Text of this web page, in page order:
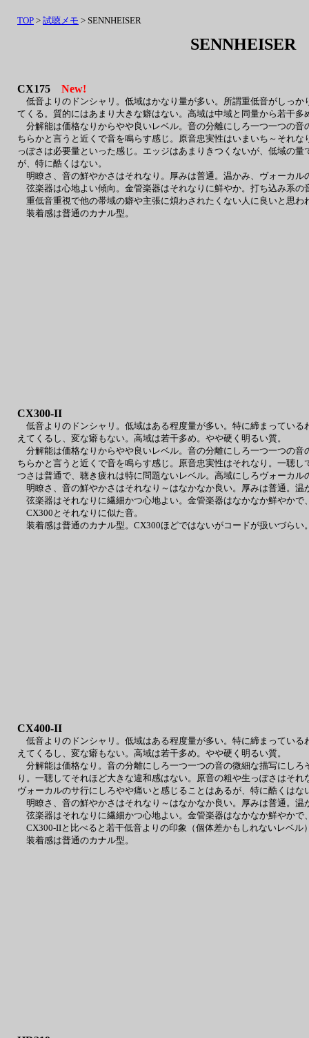
CX175 New!
低音よりのドンシャリ。低域はかなり量が多い。所謂重低音がしっ
てくる。質的にはあまり大きな癖はない。高域は中域と同量から若干多
分解能は価格なりからやや良いレベル。音の分離にしろ一つ一つの
ちらかと言うと近くで音を鳴らす感じ。原音忠実性はいまいち～それ
っぽさは必要量といった感じ。エッジはあまりきつくないが、低域の
が、特に酷くはない。
明瞭さ、音の鮮やかさはそれなり。厚みは普通。温かみ、ヴォーカ
弦楽器は心地よい傾向。金管楽器はそれなりに鮮やか。打ち込み系の
重低音重視で他の帯域の癖や主張に煩わされたくない人に良いと思わ
装着感は普通のカナル型。
CX300-II
低音よりのドンシャリ。低域はある程度量が多い。特に締まってい
えてくるし、変な癖もない。高域は若干多め。やや硬く明るい質。
分解能は価格なりからやや良いレベル。音の分離にしろ一つ一つの
ちらかと言うと近くで音を鳴らす感じ。原音忠実性はそれなり。一聴
つさは普通で、聴き疲れは特に問題ないレベル。高域にしろヴォーカ
明瞭さ、音の鮮やかさはそれなり～はなかなか良い。厚みは普通。
弦楽器はそれなりに繊細かつ心地よい。金管楽器はなかなか鮮やか
CX300とそれなりに似た音。
装着感は普通のカナル型。CX300ほどではないがコードが扱いづらい
CX400-II
低音よりのドンシャリ。低域はある程度量が多い。特に締まってい
えてくるし、変な癖もない。高域は若干多め。やや硬く明るい質。
分解能は価格なり。音の分離にしろ一つ一つの音の微細な描写にし
り。一聴してそれほど大きな違和感はない。原音の粗や生っぽさはそ
ヴォーカルのサ行にしろやや痛いと感じることはあるが、特に酷くはな
明瞭さ、音の鮮やかさはそれなり～はなかなか良い。厚みは普通。
弦楽器はそれなりに繊細かつ心地よい。金管楽器はなかなか鮮やか
CX300-IIと比べると若干低音よりの印象（個体差かもしれないレベル
装着感は普通のカナル型。
SENNHEISER
TOP > 試聴メモ > SENNHEISER